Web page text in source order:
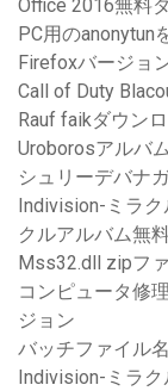
Office 2016無料
PC用のanonytun
Firefoxバージョ
Call of Duty
Rauf faikダウン
Uroborosアルバ
シュリーデバナ
Indivision-ミラ
クルアルバム無
Mss32.dll zipフ
コンピュータ修
ジョン
バッチファイル
Indivision-ミラ